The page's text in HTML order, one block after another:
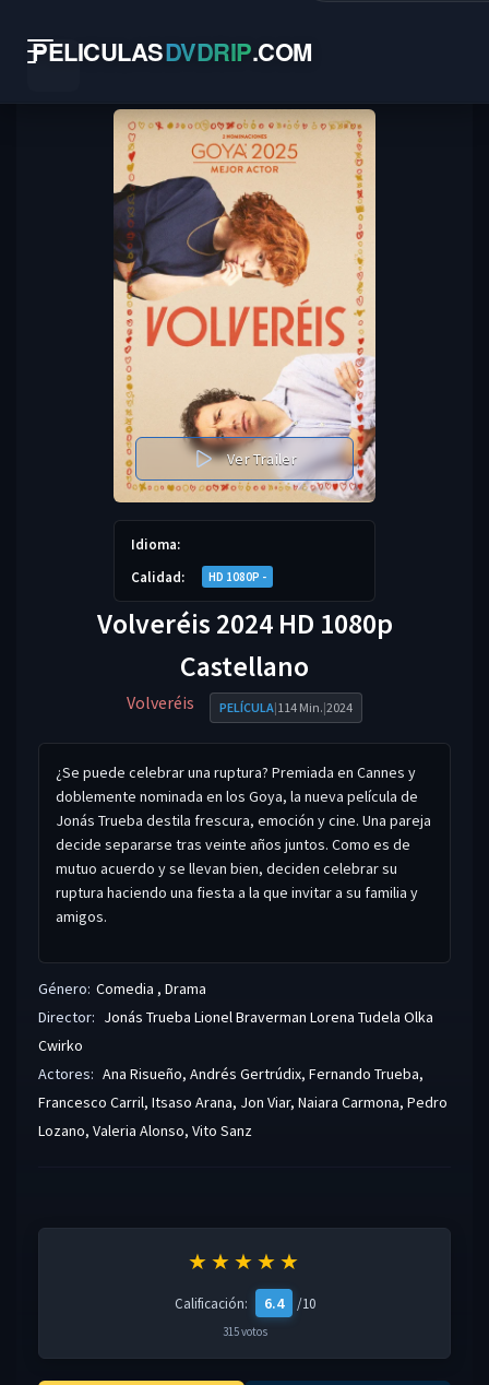
PELICULASDVDRIP.COM
Ver Trailer
Idioma:
Calidad:
HD 1080P -
Volveréis 2024 HD 1080p
Castellano
Volveréis PELÍCULA|114 Min.|2024
¿Se puede celebrar una ruptura? Premiada en Cannes y
doblemente nominada en los Goya, la nueva película de
Jonás Trueba destila frescura, emoción y cine. Una pareja
decide separarse tras veinte años juntos. Como es de
mutuo acuerdo y se llevan bien, deciden celebrar su
ruptura haciendo una fiesta a la que invitar a su familia y
amigos.
Género: Comedia , Drama
Director: Jonás Trueba Lionel Braverman Lorena Tudela Olka
Cwirko
Actores: Ana Risueño, Andrés Gertrúdix, Fernando Trueba,
Francesco Carril, Itsaso Arana, Jon Viar, Naiara Carmona, Pedro
Lozano, Valeria Alonso, Vito Sanz
★★★★★
Calificación: 6.4 /10
315 votos